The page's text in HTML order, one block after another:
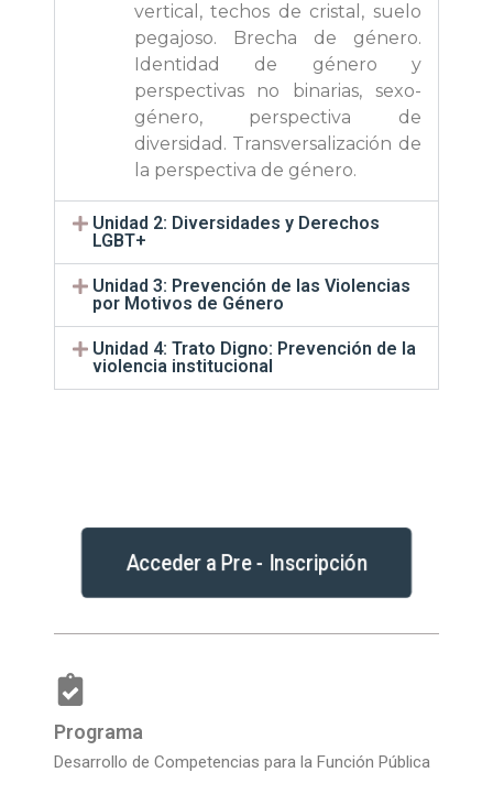
vertical, techos de cristal, suelo
pegajoso. Brecha de género.
Identidad de género y
perspectivas no binarias, sexo-
género, perspectiva de
diversidad. Transversalización de
la perspectiva de género.
Unidad 2: Diversidades y Derechos
LGBT+
Unidad 3: Prevención de las Violencias
por Motivos de Género
Unidad 4: Trato Digno: Prevención de la
violencia institucional
Acceder a Pre - Inscripción
Programa
Desarrollo de Competencias para la Función Pública